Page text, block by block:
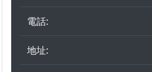
電話:
地址: